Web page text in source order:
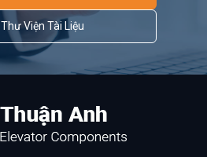
Thư Viện Tài Liệu